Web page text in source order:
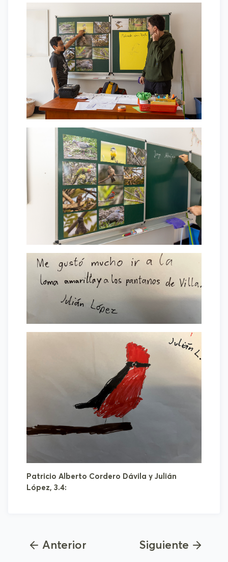
Patricio Alberto Cordero Dávila y Julián
López, 3.4:
Anterior Siguiente